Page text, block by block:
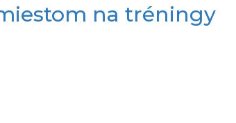
na tréningy